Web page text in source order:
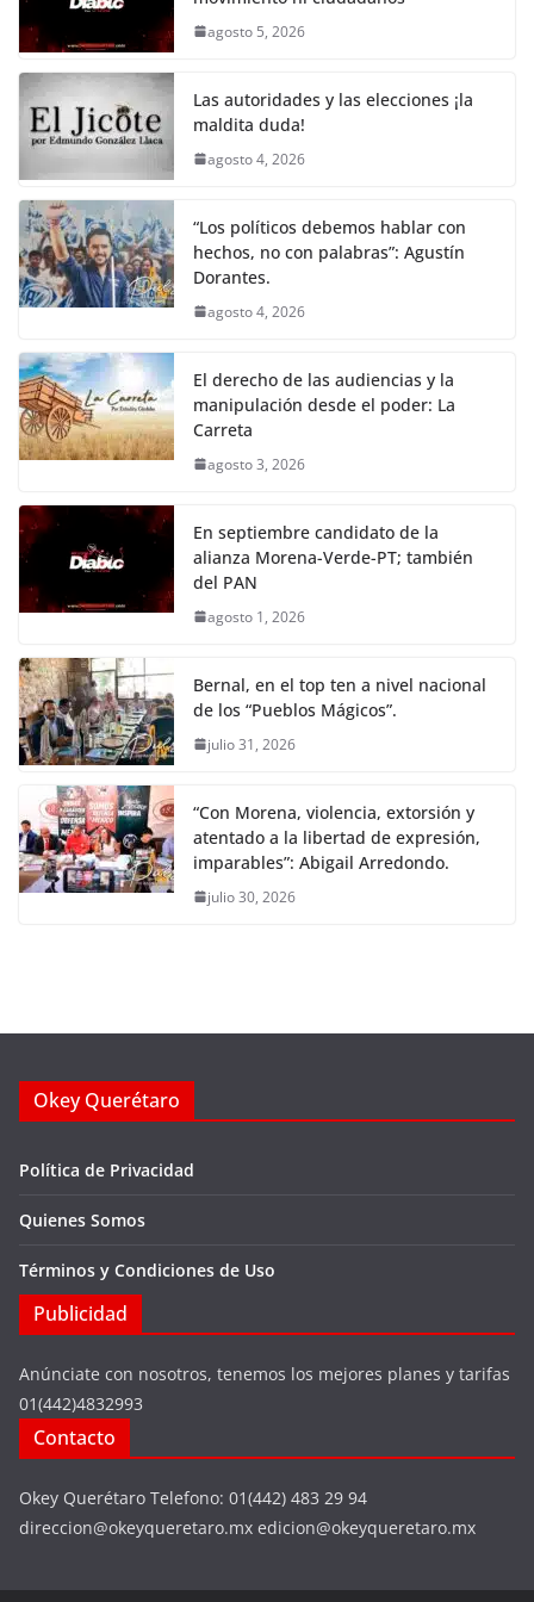
b
o
o
k
A
p
Li
k
a
agosto 5, 2026
Las autoridades y las elecciones ¡la
maldita duda!
agosto 4, 2026
“Los políticos debemos hablar con
hechos, no con palabras”: Agustín
Dorantes.
agosto 4, 2026
El derecho de las audiencias y la
manipulación desde el poder: La
Carreta
agosto 3, 2026
En septiembre candidato de la
alianza Morena-Verde-PT; también
del PAN
agosto 1, 2026
Bernal, en el top ten a nivel nacional
de los “Pueblos Mágicos”.
julio 31, 2026
“Con Morena, violencia, extorsión y
atentado a la libertad de expresión,
imparables”: Abigail Arredondo.
julio 30, 2026
Okey Querétaro
Política de Privacidad
Quienes Somos
Términos y Condiciones de Uso
Publicidad
Anúnciate con nosotros, tenemos los mejores planes y tarifas
01(442)4832993
Contacto
Okey Querétaro Telefono: 01(442) 483 29 94
direccion@okeyqueretaro.mx edicion@okeyqueretaro.mx